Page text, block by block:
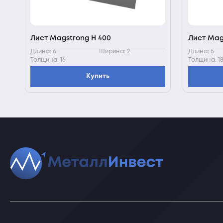
Лист Magstrong H 400
Длина: 6
Ширина: 2
Толщина: 16
Купить
Лист
Длина: 6
Толщина: 18